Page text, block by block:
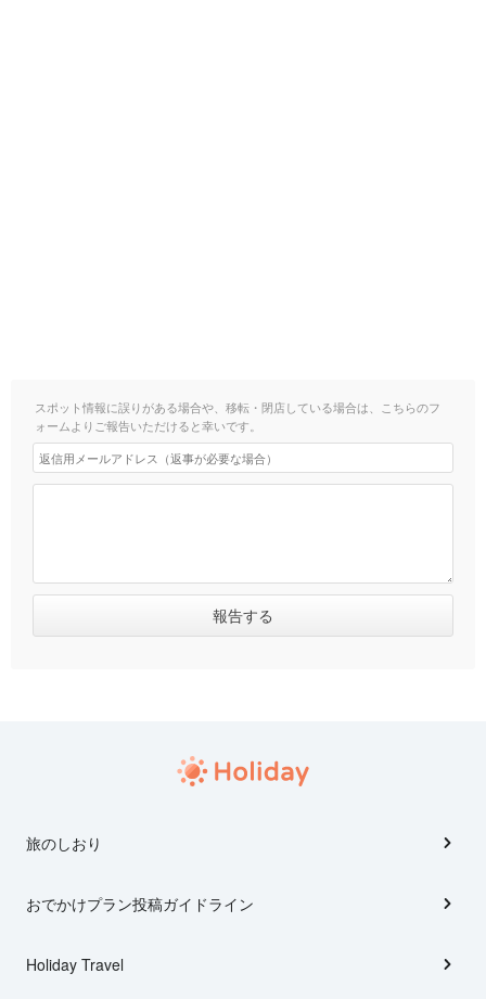
スポット情報に誤りがある場合や、移転・閉店している場合は、こちらのフ
ォームよりご報告いただけると幸いです。
旅のしおり
おでかけプラン投稿ガイドライン
Holiday Travel